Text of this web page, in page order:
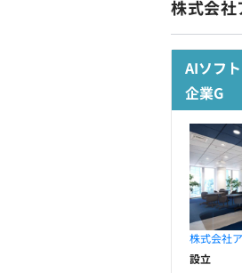
株式会社
AIソフ
企業G
株式会社
設立